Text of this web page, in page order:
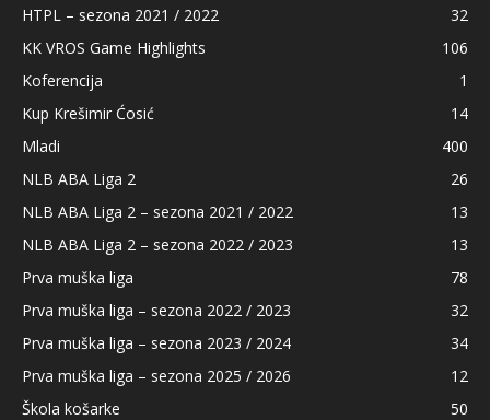
HTPL – sezona 2021 / 2022
32
KK VROS Game Highlights
106
Koferencija
1
Kup Krešimir Ćosić
14
Mladi
400
NLB ABA Liga 2
26
NLB ABA Liga 2 – sezona 2021 / 2022
13
NLB ABA Liga 2 – sezona 2022 / 2023
13
Prva muška liga
78
Prva muška liga – sezona 2022 / 2023
32
Prva muška liga – sezona 2023 / 2024
34
Prva muška liga – sezona 2025 / 2026
12
Škola košarke
50